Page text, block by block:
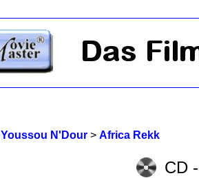
Youssou N'Dour> Africa Rekk
CD